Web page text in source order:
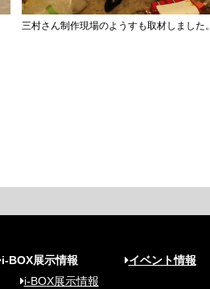
三村さん制作現場のようすも取材しました。
i-BOX展示情報
i-BOX展示情報
イベント情報